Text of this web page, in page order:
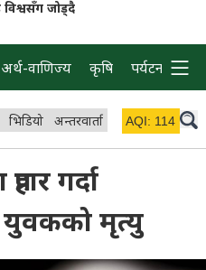
विश्वसँग जोड्दै
अर्थ-वाणिज्य कृषि पर्यटन प्रवास
भिडियो अन्तरवार्ता विचार/ब्लग
AQI: 114
गर्दा
युवकको मृत्यु